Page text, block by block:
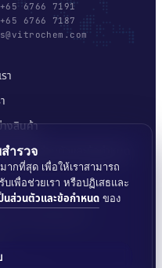
6766 7191
6766 7187
า
งสินค้า
วามเป็นส่วนตัวและข้อกำหนด
TECHNOLOGY ·
ำรวจ
ากที่สุด เพื่อให้เราสามารถ
เพื่อช่วยเรา หรือปฏิเสธและ
นส่วนตัวและข้อกำหนด ของ